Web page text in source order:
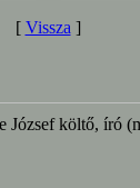
[ Vissza ]
József költő, író